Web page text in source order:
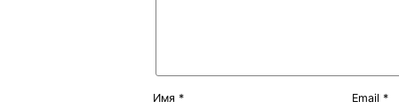
Имя * Email*